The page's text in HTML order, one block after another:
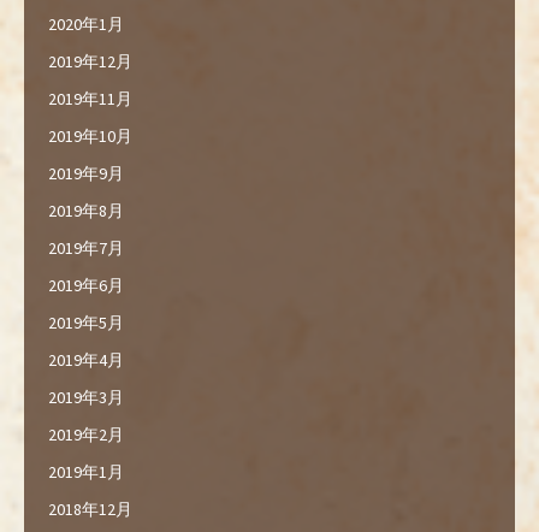
2020年1月
2019年12月
2019年11月
2019年10月
2019年9月
2019年8月
2019年7月
2019年6月
2019年5月
2019年4月
2019年3月
2019年2月
2019年1月
2018年12月